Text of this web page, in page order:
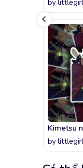
by littlegirl
Kimetsu
by littlegirl